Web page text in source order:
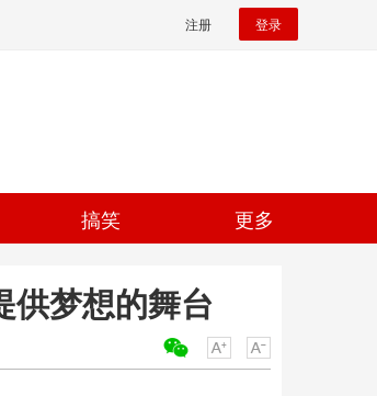
注册 登录
搞笑 更多
供梦想的舞台